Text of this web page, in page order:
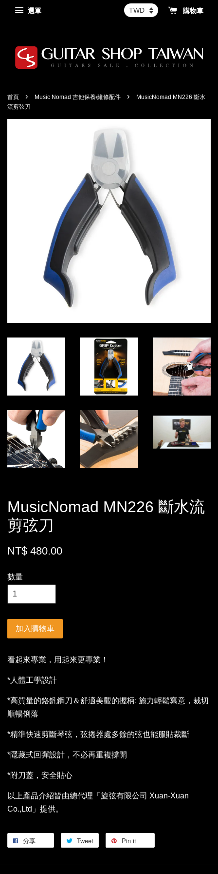
選單 購物車
首頁 › Music Nomad 吉他保養/維修配件 ›
MusicNomad MN226 斷水
流剪弦刀
MusicNomad MN226 斷水流
剪弦刀
NT$ 480.00
數量
加入購物車
看起來專業，用起來更專業！
*人體工學設計
*高質量的鉻釩鋼刀＆舒適美觀的握柄; 施力輕鬆寫意，裁切
順暢俐落
*精準快速剪斷琴弦，弦捲器處多餘的弦也能服貼裁斷
*隱藏式回彈設計，不必再重複撐開
*附刀蓋，安全貼心
以上產品介紹皆由總代理「旋弦有限公司 Xuan-Xuan
Co.,Ltd」提供。
分享 Tweet Pin it